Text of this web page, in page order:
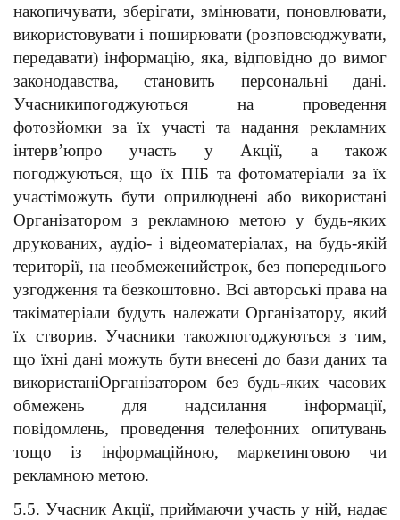
накопичувати, зберігати, змінювати, поновлювати,
використовувати і поширювати (розповсюджувати,
передавати) інформацію, яка, відповідно до вимог
законодавства, становить персональні дані.
Учасникипогоджуються на проведення
фотозйомки за їх участі та надання рекламних
інтерв’юпро участь у Акції, а також
погоджуються, що їх ПІБ та фотоматеріали за їх
участіможуть бути оприлюднені або використані
Організатором з рекламною метою у будь-яких
друкованих, аудіо- і відеоматеріалах, на будь-якій
території, на необмеженийстрок, без попереднього
узгодження та безкоштовно. Всі авторські права на
такіматеріали будуть належати Організатору, який
їх створив. Учасники такожпогоджуються з тим,
що їхні дані можуть бути внесені до бази даних та
використаніОрганізатором без будь-яких часових
обмежень для надсилання інформації,
повідомлень, проведення телефонних опитувань
тощо із інформаційною, маркетинговою чи
рекламною метою.
5.5. Учасник Акції, приймаючи участь у ній, надає